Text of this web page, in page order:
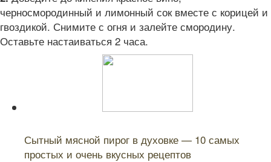
черносмородинный и лимонный сок вместе с корицей и
гвоздикой. Снимите с огня и залейте смородину.
Оставьте настаиваться 2 часа.
Сытный мясной пирог в духовке — 10 самых
простых и очень вкусных рецептов